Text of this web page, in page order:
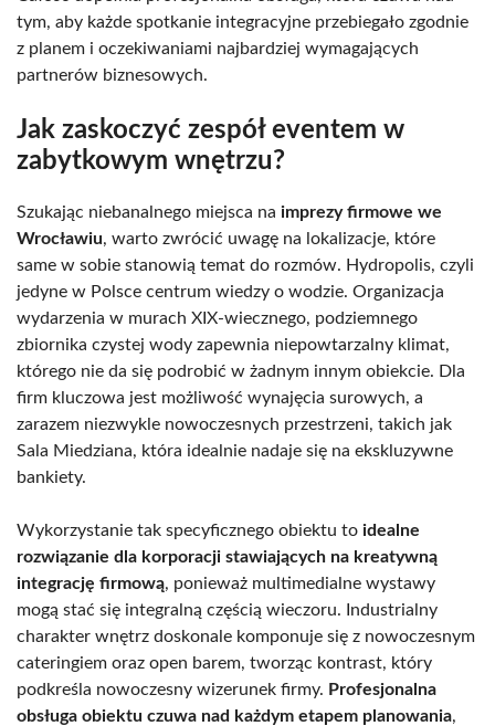
tym, aby każde spotkanie integracyjne przebiegało zgodnie
z planem i oczekiwaniami najbardziej wymagających
partnerów biznesowych.
Jak zaskoczyć zespół eventem w
zabytkowym wnętrzu?
Szukając niebanalnego miejsca na imprezy firmowe we
Wrocławiu, warto zwrócić uwagę na lokalizacje, które
same w sobie stanowią temat do rozmów. Hydropolis, czyli
jedyne w Polsce centrum wiedzy o wodzie. Organizacja
wydarzenia w murach XIX-wiecznego, podziemnego
zbiornika czystej wody zapewnia niepowtarzalny klimat,
którego nie da się podrobić w żadnym innym obiekcie. Dla
firm kluczowa jest możliwość wynajęcia surowych, a
zarazem niezwykle nowoczesnych przestrzeni, takich jak
Sala Miedziana, która idealnie nadaje się na ekskluzywne
bankiety.
Wykorzystanie tak specyficznego obiektu to idealne
rozwiązanie dla korporacji stawiających na kreatywną
integrację firmową, ponieważ multimedialne wystawy
mogą stać się integralną częścią wieczoru. Industrialny
charakter wnętrz doskonale komponuje się z nowoczesnym
cateringiem oraz open barem, tworząc kontrast, który
podkreśla nowoczesny wizerunek firmy. Profesjonalna
obsługa obiektu czuwa nad każdym etapem planowania,